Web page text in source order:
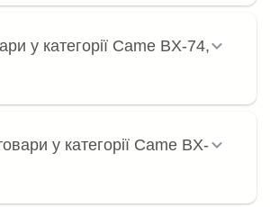
у категорії Came BX-74,
у категорії Came BX-